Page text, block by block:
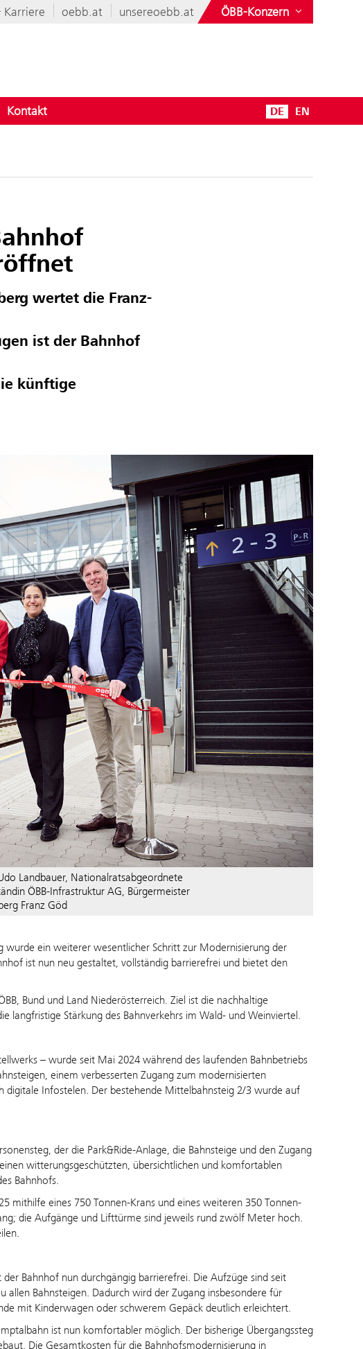
Karriere oebb.at unsereoebb.at ÖBB-Konzern
Kontakt DE EN
wertet die Franz-
ist der Bahnhof
künftige
Landbauer, Nationalratsabgeordnete
ÖBB-Infrastruktur AG, Bürgermeister
Franz Göd
wurde ein weiterer wesentlicher Schritt zur Modernisierung der
ist nun neu gestaltet, vollständig barrierefrei und bietet den
Bund und Land Niederösterreich. Ziel ist die nachhaltige
langfristige Stärkung des Bahnverkehrs im Wald- und Weinviertel.
– wurde seit Mai 2024 während des laufenden Bahnbetriebs
einem verbesserten Zugang zum modernisierten
Infostelen. Der bestehende Mittelbahnsteig 2/3 wurde auf
der die Park&Ride-Anlage, die Bahnsteige und den Zugang
witterungsgeschützten, übersichtlichen und komfortablen
Bahnhofs.
mithilfe eines 750 Tonnen-Krans und eines weiteren 350 Tonnen-
die Aufgänge und Lifttürme sind jeweils rund zwölf Meter hoch.
Bahnhof nun durchgängig barrierefrei. Die Aufzüge sind seit
Bahnsteigen. Dadurch wird der Zugang insbesondere für
mit Kinderwagen oder schwerem Gepäck deutlich erleichtert.
ist nun komfortabler möglich. Der bisherige Übergangssteg
Die Gesamtkosten für die Bahnhofsmodernisierung in